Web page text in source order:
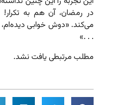
در رمضان، آن هم به
می‌کند. «دوش خوابی
. . .»
مطلب مرتبطی یافت نشد.